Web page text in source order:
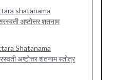
shatanama
अष्टोत्तर शतनाम
Shatanama
अष्टोत्तर शतनाम स्तोत्र